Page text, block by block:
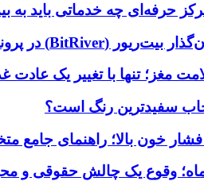
چه خدماتی باید به
مغز؛ تنها با تغییر یک عادت
سفیدترین رنگ است؟
خون بالا؛ راهنمای جامع
وقوع یک چالش حقوقی و